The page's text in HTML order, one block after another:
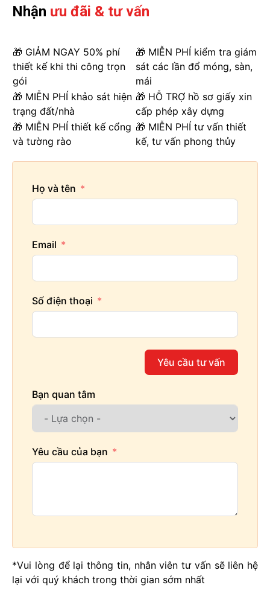
Nhận ưu đãi & tư vấn
🎁 GIẢM NGAY 50% phí
thiết kế khi thi công trọn
gói
🎁 MIỄN PHÍ kiểm tra giám
sát các lần đổ móng, sàn,
mái
🎁 MIỄN PHÍ khảo sát hiện
trạng đất/nhà
🎁 HỖ TRỢ hồ sơ giấy xin
cấp phép xây dựng
🎁 MIỄN PHÍ thiết kế cổng
và tường rào
🎁 MIỄN PHÍ tư vấn thiết
kế, tư vấn phong thủy
Họ và tên
Email
Số điện thoại
Yêu cầu tư vấn
Bạn quan tâm
Yêu cầu của bạn
*Vui lòng để lại thông tin, nhân viên tư vấn sẽ liên hệ
lại với quý khách trong thời gian sớm nhất